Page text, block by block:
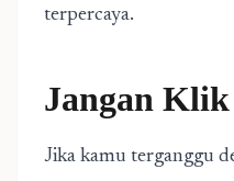
terpercaya.
Jangan
Jika kamu terganggu